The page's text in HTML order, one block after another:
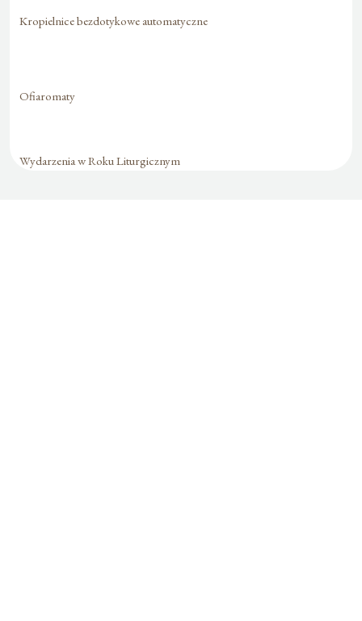
Kropielnice bezdotykowe automatyczne
Ofiaromaty
Wydarzenia w Roku Liturgicznym